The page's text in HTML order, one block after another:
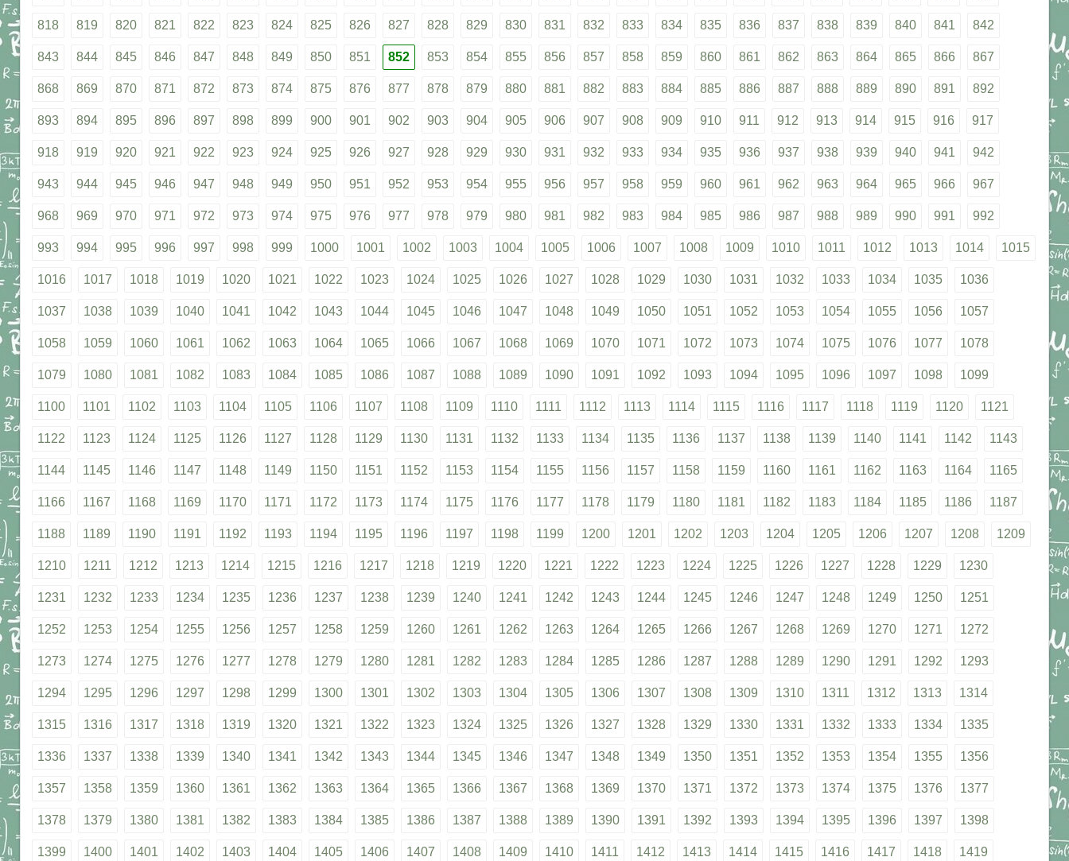
818 819 820 821 822 823 824 825 826 827 828 829 830 831 832 833 834 835 836 837 838 839 840 841 842
843 844 845 846 847 848 849 850 851 852 853 854 855 856 857 858 859 860 861 862 863 864 865 866 867
868 869 870 871 872 873 874 875 876 877 878 879 880 881 882 883 884 885 886 887 888 889 890 891 892
893 894 895 896 897 898 899 900 901 902 903 904 905 906 907 908 909 910 911 912 913 914 915 916 917
918 919 920 921 922 923 924 925 926 927 928 929 930 931 932 933 934 935 936 937 938 939 940 941 942
943 944 945 946 947 948 949 950 951 952 953 954 955 956 957 958 959 960 961 962 963 964 965 966 967
968 969 970 971 972 973 974 975 976 977 978 979 980 981 982 983 984 985 986 987 988 989 990 991 992
993 994 995 996 997 998 999 1000 1001 1002 1003 1004 1005 1006 1007 1008 1009 1010 1011 1012 1013 1014 1015
1016 1017 1018 1019 1020 1021 1022 1023 1024 1025 1026 1027 1028 1029 1030 1031 1032 1033 1034 1035 1036
1037 1038 1039 1040 1041 1042 1043 1044 1045 1046 1047 1048 1049 1050 1051 1052 1053 1054 1055 1056 1057
1058 1059 1060 1061 1062 1063 1064 1065 1066 1067 1068 1069 1070 1071 1072 1073 1074 1075 1076 1077 1078
1079 1080 1081 1082 1083 1084 1085 1086 1087 1088 1089 1090 1091 1092 1093 1094 1095 1096 1097 1098 1099
1100 1101 1102 1103 1104 1105 1106 1107 1108 1109 1110 1111 1112 1113 1114 1115 1116 1117 1118 1119 1120 1121
1122 1123 1124 1125 1126 1127 1128 1129 1130 1131 1132 1133 1134 1135 1136 1137 1138 1139 1140 1141 1142 1143
1144 1145 1146 1147 1148 1149 1150 1151 1152 1153 1154 1155 1156 1157 1158 1159 1160 1161 1162 1163 1164 1165
1166 1167 1168 1169 1170 1171 1172 1173 1174 1175 1176 1177 1178 1179 1180 1181 1182 1183 1184 1185 1186 1187
1188 1189 1190 1191 1192 1193 1194 1195 1196 1197 1198 1199 1200 1201 1202 1203 1204 1205 1206 1207 1208 1209
1210 1211 1212 1213 1214 1215 1216 1217 1218 1219 1220 1221 1222 1223 1224 1225 1226 1227 1228 1229 1230
1231 1232 1233 1234 1235 1236 1237 1238 1239 1240 1241 1242 1243 1244 1245 1246 1247 1248 1249 1250 1251
1252 1253 1254 1255 1256 1257 1258 1259 1260 1261 1262 1263 1264 1265 1266 1267 1268 1269 1270 1271 1272
1273 1274 1275 1276 1277 1278 1279 1280 1281 1282 1283 1284 1285 1286 1287 1288 1289 1290 1291 1292 1293
1294 1295 1296 1297 1298 1299 1300 1301 1302 1303 1304 1305 1306 1307 1308 1309 1310 1311 1312 1313 1314
1315 1316 1317 1318 1319 1320 1321 1322 1323 1324 1325 1326 1327 1328 1329 1330 1331 1332 1333 1334 1335
1336 1337 1338 1339 1340 1341 1342 1343 1344 1345 1346 1347 1348 1349 1350 1351 1352 1353 1354 1355 1356
1357 1358 1359 1360 1361 1362 1363 1364 1365 1366 1367 1368 1369 1370 1371 1372 1373 1374 1375 1376 1377
1378 1379 1380 1381 1382 1383 1384 1385 1386 1387 1388 1389 1390 1391 1392 1393 1394 1395 1396 1397 1398
1399 1400 1401 1402 1403 1404 1405 1406 1407 1408 1409 1410 1411 1412 1413 1414 1415 1416 1417 1418 1419